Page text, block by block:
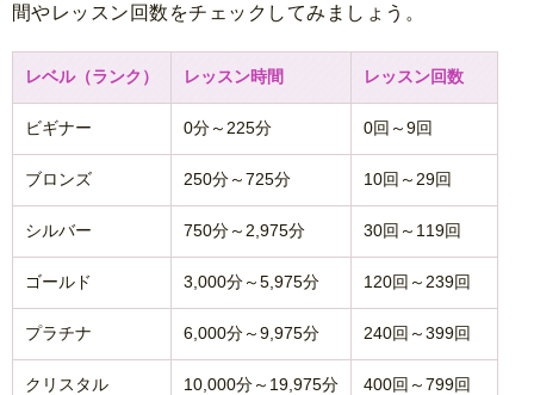
間やレッスン回数をチェックしてみましょう。
レベル（ランク） レッスン時間 レッスン回数
ビギナー 0分～225分 0回～9回
ブロンズ 250分～725分 10回～29回
シルバー 750分～2,975分 30回～119回
ゴールド 3,000分～5,975分 120回～239回
プラチナ 6,000分～9,975分 240回～399回
クリスタル 10,000分～19,975分 400回～799回